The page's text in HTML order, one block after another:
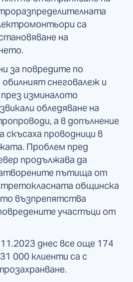
са
на
за повредите по
снеговалеж и
изминалото
обледяване на
а в допълнение
скъсаха проводници в
Проблем пред
продължава да
пътища от
общинска
възпрепятства
участъци от
днес все още 174
000 клиенти са с